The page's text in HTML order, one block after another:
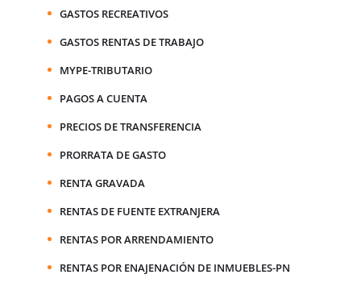
GASTOS RECREATIVOS
GASTOS RENTAS DE TRABAJO
MYPE-TRIBUTARIO
PAGOS A CUENTA
PRECIOS DE TRANSFERENCIA
PRORRATA DE GASTO
RENTA GRAVADA
RENTAS DE FUENTE EXTRANJERA
RENTAS POR ARRENDAMIENTO
RENTAS POR ENAJENACIÓN DE INMUEBLES-PN